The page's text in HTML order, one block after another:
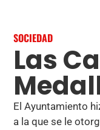
SOCIEDAD
Las
El Ayuntamiento
a la que se le